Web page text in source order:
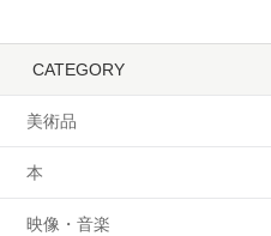
CATEGORY
美術品
本
映像・音楽